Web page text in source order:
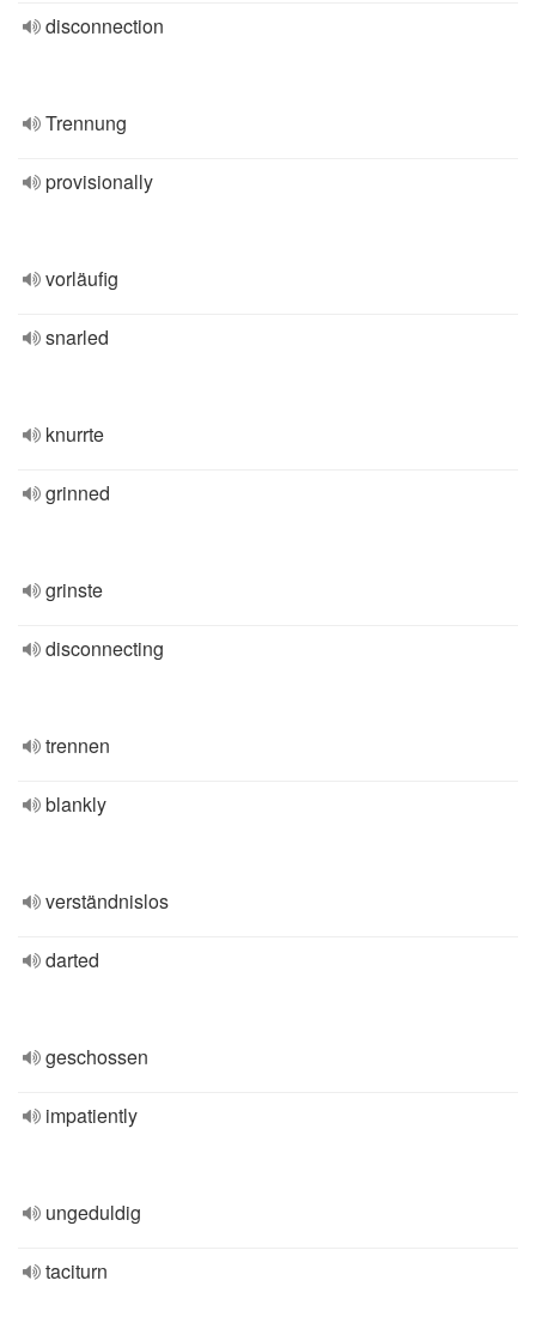
disconnection
Trennung
provisionally
vorläufig
snarled
knurrte
grinned
grinste
disconnecting
trennen
blankly
verständnislos
darted
geschossen
impatiently
ungeduldig
taciturn